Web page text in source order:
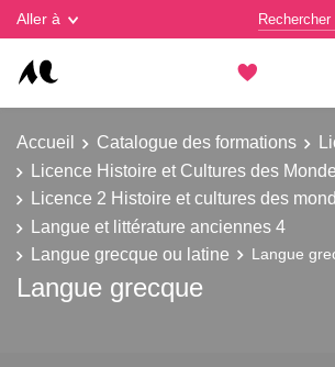
Aller à
Accueil Catalogue des formations
Licence Histoire et Cultures des
Licence 2 Histoire et cultures des
Langue et littérature anciennes 4
Langue grecque ou latine
Langue
Langue grecque
Gestion des cookies